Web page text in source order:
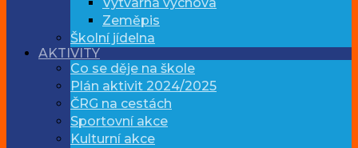
Zeměpis
Školní jídelna
AKTIVITY
Co se děje na škole
Plán aktivit 2024/2025
ČRG na cestách
Sportovní akce
Kulturní akce